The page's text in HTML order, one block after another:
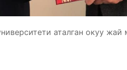
аталган окуу жай